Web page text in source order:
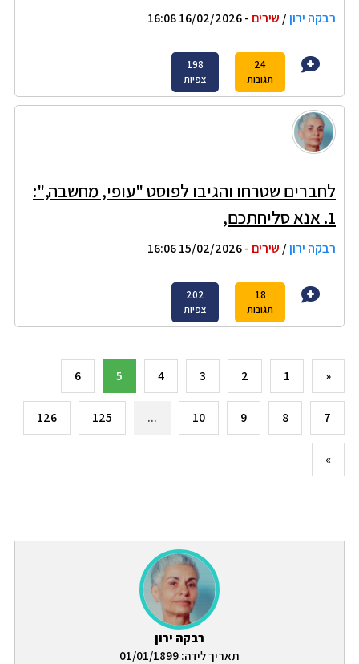
רבקה ירון
תאריך לידה: 01/01/1899
רבקה ירון/ שירים - 16/02/2026 16:08
24
תגובות
198
צפיות
לחברים שטרחו והגיבו לפוסט "עופי, מחשבה,":
1. אנא סליחתכם,
רבקה ירון/ שירים - 15/02/2026 16:06
18
תגובות
202
צפיות
«
1
2
3
4
5
6
7
8
9
10
...
125
126
»